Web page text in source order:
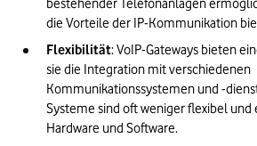
bestehender Telefonanlagen
die Vorteile der IP-Kommunikation
Flexibilität: VoIP-Gateways bieten
sie die Integration mit verschiedenen
Kommunikationssystemen und -
Systeme sind oft weniger flexibel
Hardware und Software.